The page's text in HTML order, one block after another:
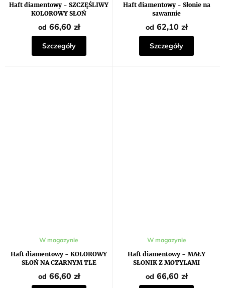
Haft diamentowy - SZCZĘŚLIWY
KOLOROWY SŁOŃ
od 66,60 zł
Szczegóły
Haft diamentowy - Słonie na
sawannie
od 62,10 zł
Szczegóły
Haft diamentowy - KOLOROWY
SŁOŃ NA CZARNYM TLE
W magazynie
od 66,60 zł
Haft diamentowy - MAŁY
SŁONIK Z MOTYLAMI
W magazynie
od 66,60 zł